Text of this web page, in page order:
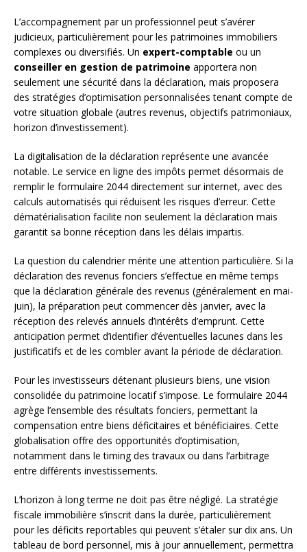
L’accompagnement par un professionnel peut s’avérer
judicieux, particulièrement pour les patrimoines immobiliers
complexes ou diversifiés. Un expert-comptable ou un
conseiller en gestion de patrimoine apportera non
seulement une sécurité dans la déclaration, mais proposera
des stratégies d’optimisation personnalisées tenant compte de
votre situation globale (autres revenus, objectifs patrimoniaux,
horizon d’investissement).
La digitalisation de la déclaration représente une avancée
notable. Le service en ligne des impôts permet désormais de
remplir le formulaire 2044 directement sur internet, avec des
calculs automatisés qui réduisent les risques d’erreur. Cette
dématérialisation facilite non seulement la déclaration mais
garantit sa bonne réception dans les délais impartis.
La question du calendrier mérite une attention particulière. Si la
déclaration des revenus fonciers s’effectue en même temps
que la déclaration générale des revenus (généralement en mai-
juin), la préparation peut commencer dès janvier, avec la
réception des relevés annuels d’intérêts d’emprunt. Cette
anticipation permet d’identifier d’éventuelles lacunes dans les
justificatifs et de les combler avant la période de déclaration.
Pour les investisseurs détenant plusieurs biens, une vision
consolidée du patrimoine locatif s’impose. Le formulaire 2044
agrège l’ensemble des résultats fonciers, permettant la
compensation entre biens déficitaires et bénéficiaires. Cette
globalisation offre des opportunités d’optimisation,
notamment dans le timing des travaux ou dans l’arbitrage
entre différents investissements.
L’horizon à long terme ne doit pas être négligé. La stratégie
fiscale immobilière s’inscrit dans la durée, particulièrement
pour les déficits reportables qui peuvent s’étaler sur dix ans. Un
tableau de bord personnel, mis à jour annuellement, permettra